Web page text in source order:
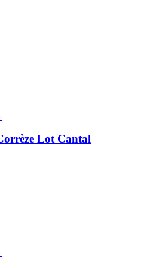
Lot Cantal